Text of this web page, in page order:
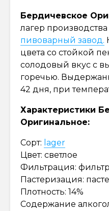
Бердичевское
лагер производства
пивоварный завод.
цвета со стойкой
солодовый вкус с
горечью.
42 дня, при
Характеристики
Оригинальное:
Сорт: lager
Цвет: светлое
Фильтрация:
Пастеризация:
Плотность: 14%
Содержание